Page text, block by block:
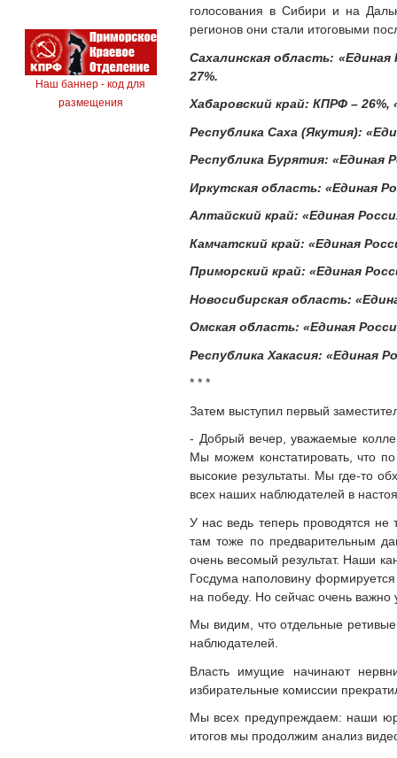
Наш баннер - код для
размещения
голосования в Сибири и на
регионов они стали итоговыми
Сахалинская область:
27%.
Хабаровский край: КПРФ – 26%,
Республика Саха (Якутия):
Республика Бурятия: «Единая
Иркутская область: «Единая
Алтайский край: «Единая
Камчатский край: «Единая
Приморский край: «Единая
Новосибирская область:
Омская область: «Единая
Республика Хакасия: «Единая
* * *
Затем выступил первый
- Добрый вечер, уважаемые
Мы можем констатировать, что
высокие результаты. Мы где-то
всех наших наблюдателей в
У нас ведь теперь проводятся
там тоже по предварительным
очень весомый результат. Наши
Госдума наполовину
на победу. Но сейчас очень важно
Мы видим, что отдельные ретивые
наблюдателей.
Власть имущие начинают
избирательные комиссии
Мы всех предупреждаем: наши
итогов мы продолжим анализ